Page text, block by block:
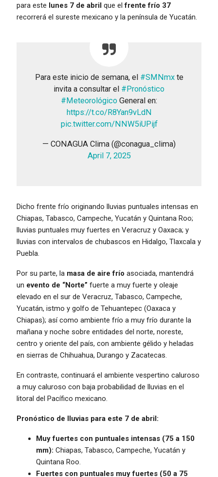
para este lunes 7 de abril que elfrente frío 37
recorrerá el sureste mexicano y la península de Yucatán.
Para este inicio de semana, el #SMNmxte
invita a consultar el #Pronóstico
#Meteorológico General en:
https://t.co/R8Yan9vLdN
pic.twitter.com/NNW5iUPijf
— CONAGUA Clima (@conagua_clima)
April 7, 2025
Dicho frente frío originando lluvias puntuales intensas en
Chiapas, Tabasco, Campeche, Yucatán y Quintana Roo;
lluvias puntuales muy fuertes en Veracruz y Oaxaca; y
lluvias con intervalos de chubascos en Hidalgo, Tlaxcala y
Puebla.
Por su parte, la masa de aire frío asociada, mantendrá
un evento de “Norte” fuerte a muy fuerte y oleaje
elevado en el sur de Veracruz, Tabasco, Campeche,
Yucatán, istmo y golfo de Tehuantepec (Oaxaca y
Chiapas); así como ambiente frío a muy frío durante la
mañana y noche sobre entidades del norte, noreste,
centro y oriente del país, con ambiente gélido y heladas
en sierras de Chihuahua, Durango y Zacatecas.
En contraste, continuará el ambiente vespertino caluroso
a muy caluroso con baja probabilidad de lluvias en el
litoral del Pacífico mexicano.
Pronóstico de lluvias para este 7 de abril:
Muy fuertes con puntuales intensas (75 a 150
mm): Chiapas, Tabasco, Campeche, Yucatán y
Quintana Roo.
Fuertes con puntuales muy fuertes (50 a 75